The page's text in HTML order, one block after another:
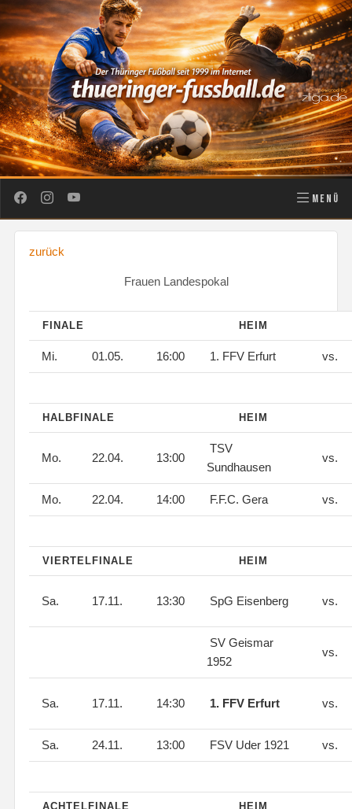
MENÜ
zurück
Frauen Landespokal
FINALE HEIM
Mi. 01.05. 16:00 1. FFV Erfurt vs.
HALBFINALE HEIM
Mo. 22.04. 13:00
TSV
Sundhausen
vs.
Mo. 22.04. 14:00 F.F.C. Gera vs.
VIERTELFINALE HEIM
Sa. 17.11. 13:30 SpG Eisenberg vs.
SV Geismar
1952
vs.
Sa. 17.11. 14:30 1. FFV Erfurt vs.
Sa. 24.11. 13:00 FSV Uder 1921 vs.
ACHTELFINALE HEIM